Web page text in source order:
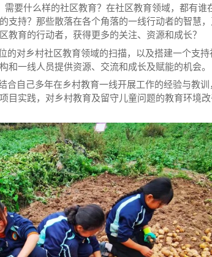
要什么样的社区教育？在社区教育领域，都有谁
支持？那些散落在各个角落的一线行动者的智慧
教育的行动者，获得更多的关注、资源和成长？
对乡村社区教育领域的扫描，以及搭建一个支持
和一线人员提供资源、交流和成长及赋能的机会。
自己多年在乡村教育一线开展工作的经验与教训
目实践，对乡村教育及留守儿童问题的教育环境